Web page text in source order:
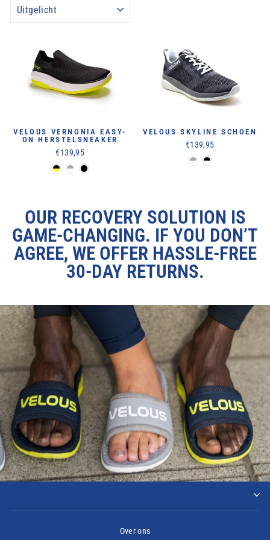
VELOUS VERNONIA EASY-
ON HERSTELSNEAKER
€139,95
VELOUS SKYLINE SCHOEN
€139,95
OUR RECOVERY SOLUTION IS
GAME-CHANGING. IF YOU DON’T
AGREE, WE OFFER HASSLE-FREE
30-DAY RETURNS.
Over ons